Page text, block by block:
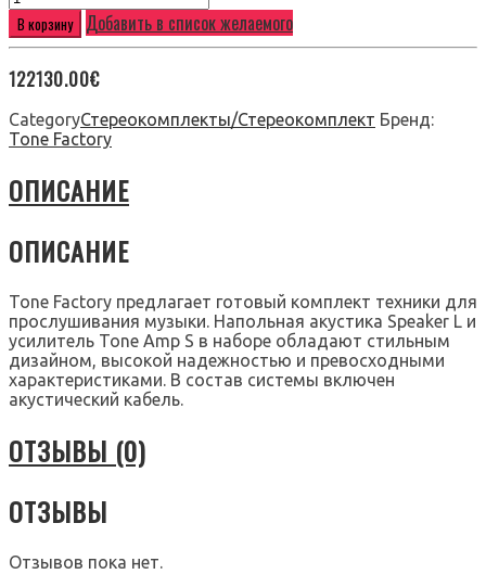
В корзину Добавить в список желаемого
122130.00€
CategoryСтереокомплекты/Стереокомплект Бренд:
Tone Factory
ОПИСАНИЕ
ОПИСАНИЕ
Tone Factory предлагает готовый комплект техники для
прослушивания музыки. Напольная акустика Speaker L и
усилитель Tone Amp S в наборе обладают стильным
дизайном, высокой надежностью и превосходными
характеристиками. В состав системы включен
акустический кабель.
ОТЗЫВЫ (0)
ОТЗЫВЫ
Отзывов пока нет.